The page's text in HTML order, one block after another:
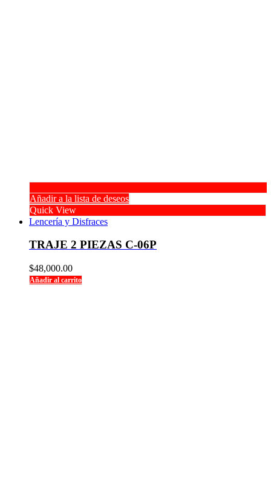
Añadir a la lista de deseos
Quick View
Lencería y Disfraces
TRAJE 2 PIEZAS C-06P
$48,000.00
Añadir al carrito